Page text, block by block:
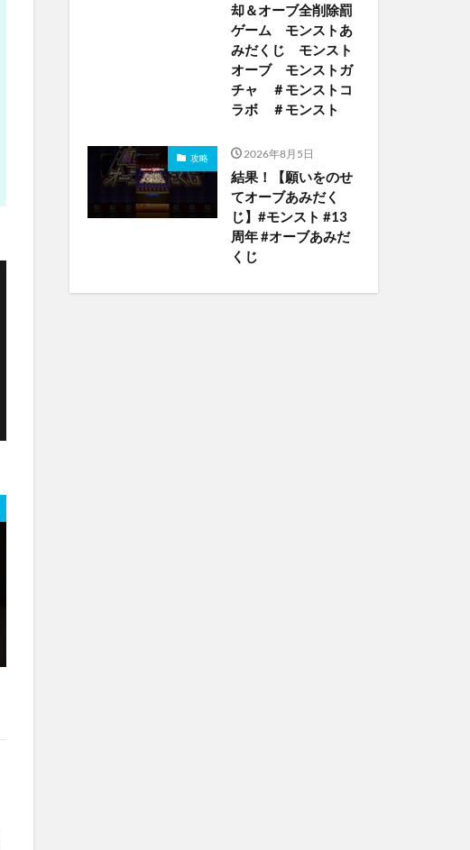
却＆オーブ全削除罰
ゲーム モンストあ
みだくじ モンスト
オーブ モンストガ
チャ ＃モンストコ
ラボ ＃モンスト
攻略 2026年8月5日
結果！【願いをのせ
てオーブあみだく
じ】#モンスト #13
周年 #オーブあみだ
くじ